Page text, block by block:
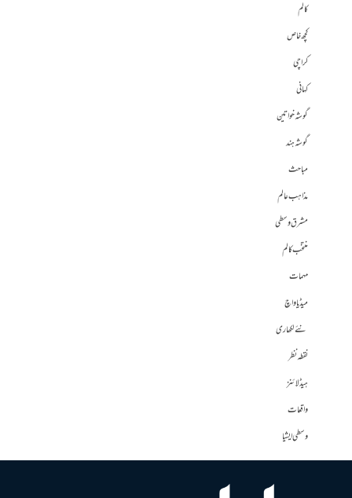
کالم
کچھ خاص
کراچی
کہانی
گوشہ خواتین
گوشہ ہند
مباحث
مذاہب عالم
مشرق وسطی
منتخب کالم
مہمات
میڈیا واچ
نئے لکھاری
نقطہ نظر
ہیڈلائنز
واقعات
وسطی ایشیا